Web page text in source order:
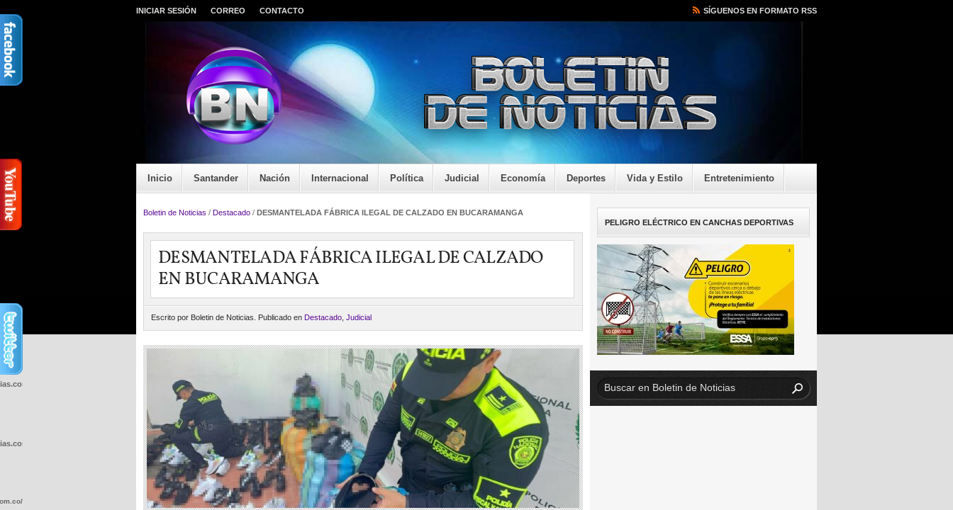
INICIAR SESIÓN CORREO CONTACTO SÍGUENOS EN FORMATO RSS
Inicio Santander Nación Internacional Política Judicial Economía Deportes Vida y Estilo Entretenimiento
Boletin de Noticias / Destacado / DESMANTELADA FÁBRICA ILEGAL DE CALZADO EN BUCARAMANGA
DESMANTELADA FÁBRICA ILEGAL DE CALZADO
EN BUCARAMANGA
Escrito por Boletin de Noticias. Publicado en Destacado Judicial
PELIGRO ELÉCTRICO EN CANCHAS DEPORTIVAS
wp-
wp-
wp-